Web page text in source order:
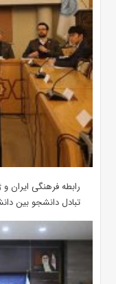
رابطه فرهنگی ایران
تبادل دانشجو بین